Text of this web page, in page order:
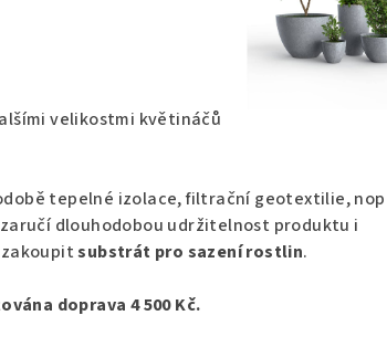
velikostmi květináčů
tepelné izolace, filtrační geotextilie,
dlouhodobou udržitelnost produktu i
zakoupitsubstrát pro sazení rostlin.
doprava 4 500 Kč.